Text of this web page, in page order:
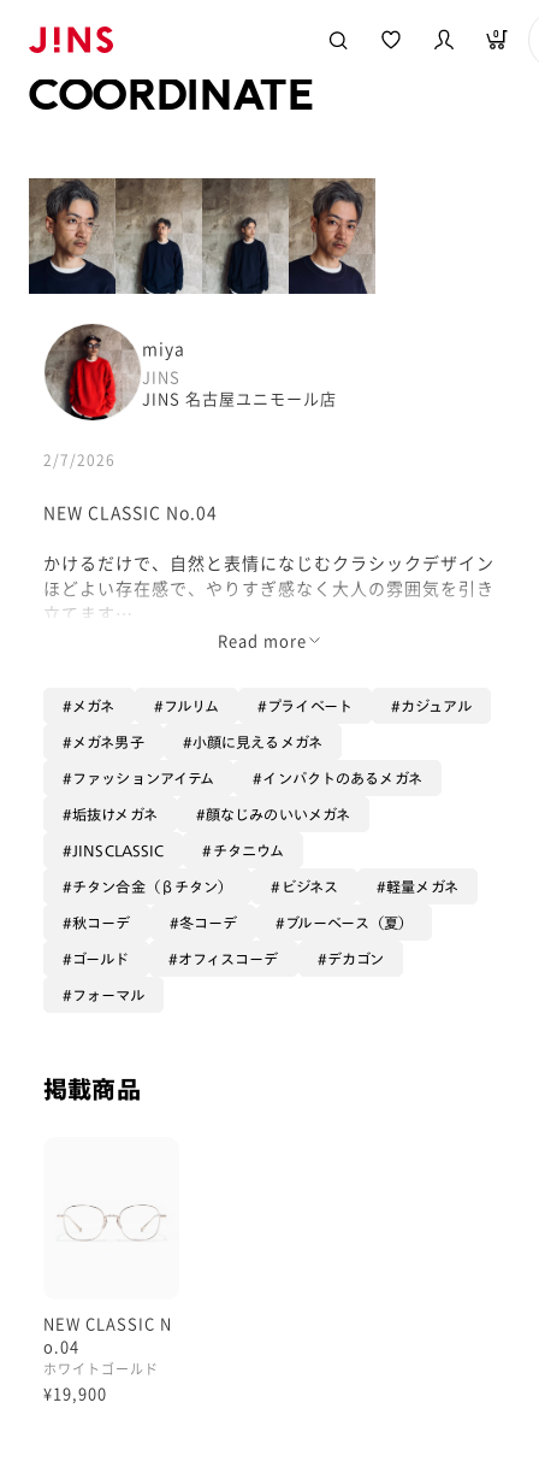
0
COORDINATE
miya
JINS
JINS 名古屋ユニモール店
2/7/2026
NEW CLASSIC No.04
かけるだけで、自然と表情になじむクラシックデザイン
ほどよい存在感で、やりすぎ感なく大人の雰囲気を引き
立てます
毎日の装いにそっと寄り添う一本
Read more
メガネ フルリム プライベート カジュアル
メガネ男子 小顔に見えるメガネ
ファッションアイテム インパクトのあるメガネ
垢抜けメガネ 顔なじみのいいメガネ
JINSCLASSIC チタニウム
チタン合金（βチタン） ビジネス 軽量メガネ
秋コーデ 冬コーデ ブルーベース（夏）
ゴールド オフィスコーデ デカゴン
フォーマル
掲載商品
NEW CLASSIC N
o.04
ホワイトゴールド
¥19,900